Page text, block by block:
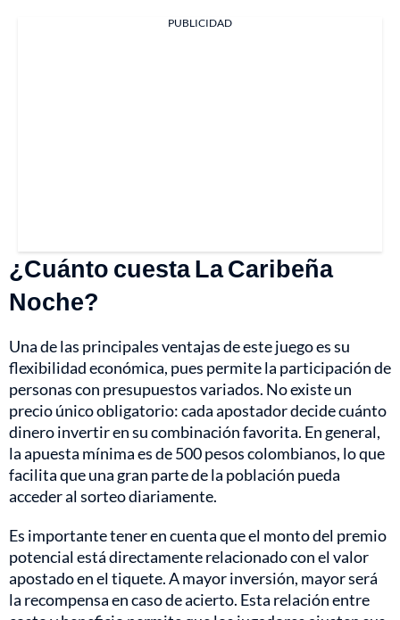
PUBLICIDAD
¿Cuánto cuesta La Caribeña
Noche?
Una de las principales ventajas de este juego es su
flexibilidad económica, pues permite la participación de
personas con presupuestos variados. No existe un
precio único obligatorio: cada apostador decide cuánto
dinero invertir en su combinación favorita. En general,
la apuesta mínima es de 500 pesos colombianos, lo que
facilita que una gran parte de la población pueda
acceder al sorteo diariamente.
Es importante tener en cuenta que el monto del premio
potencial está directamente relacionado con el valor
apostado en el tiquete. A mayor inversión, mayor será
la recompensa en caso de acierto. Esta relación entre